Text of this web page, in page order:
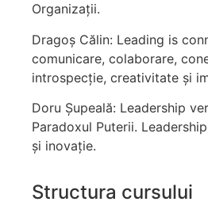
Organizații.
Dragoș Călin: Leading is
comunicare, colaborare,
introspecție, creativitate și
Doru Șupeală: Leadership
Paradoxul Puterii.
și inovație.
Structura cursului